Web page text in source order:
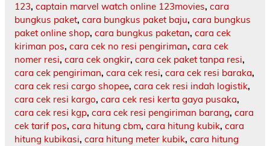
123, captain marvel watch online 123movies, cara
bungkus paket, cara bungkus paket baju, cara bungkus
paket online shop, cara bungkus paketan, cara cek
kiriman pos, cara cek no resi pengiriman, cara cek
nomer resi, cara cek ongkir, cara cek paket tanpa resi,
cara cek pengiriman, cara cek resi, cara cek resi baraka,
cara cek resi cargo shopee, cara cek resi indah logistik,
cara cek resi kargo, cara cek resi kerta gaya pusaka,
cara cek resi kgp, cara cek resi pengiriman barang, cara
cek tarif pos, cara hitung cbm, cara hitung kubik, cara
hitung kubikasi, cara hitung meter kubik, cara hitung